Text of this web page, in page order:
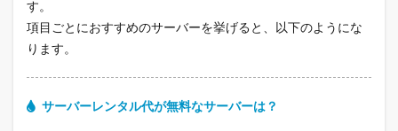
す。
項目ごとにおすすめのサーバーを挙げると、以下のようにな
ります。
サーバーレンタル代が無料なサーバーは？